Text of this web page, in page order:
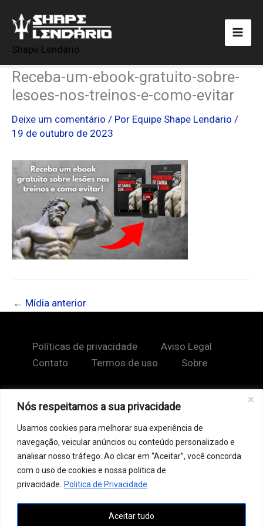
Nós respeitamos a sua privacidade
Usamos cookies para melhorar sua experiência de
navegação, veicular anúncios ou conteúdo personalizado e
analisar nosso tráfego. Ao clicar em “Aceitar”, você concorda
com o uso de cookies e nossa politica de
privacidade. Politica de Privacidade
Aceitar tudo
para
conteúdo
Shape Lendário
Receba-um-ebook-gratuito-sobre-
lesoes-nos-treinos-e-como-evitar
Deixe um comentário / Por Equipe Shape Lendario /
19 de outubro de 2023
← Mídia anterior
Políticas de privacidade
Aviso Legal
Contato
Termos de uso Sobre
Ao acessar este site, você concorda com nossos
Termos de Uso e Política de Privacidade. Este site
pode conter links patrocinados, incluindo do Google
AdSense, e links de afiliados. Podemos receber uma
comissão por vendas feitas através desses links. o
conteúdo aqui presente, incluindo textos, é protegido